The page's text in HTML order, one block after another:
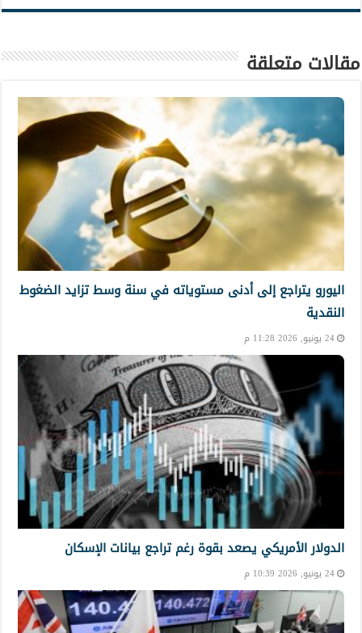
مقالات متعلقة
اليورو يتراجع إلى أدنى مستوياته في سنة وسط تزايد الضغوط
النقدية
24 يونيو, 2026 11:28 م
الدولار الأمريكي يصعد بقوة رغم تراجع بيانات الإسكان
24 يونيو, 2026 10:39 م